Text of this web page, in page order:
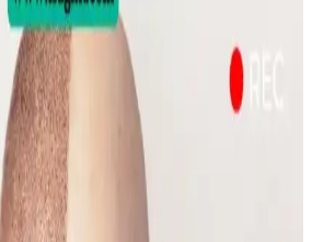
kaynaklı sırt aknesinde etkili bir
çıkıyor. Kullanım sıklığı ve nemlendirme
Yüz Hatları, Yaşlanma ve Cilt
belirginleştirirken, bazı kullanıcılar
gözlemlemektedir. Tedavi etkileri,
faktörleriyle şekillenmektedir.